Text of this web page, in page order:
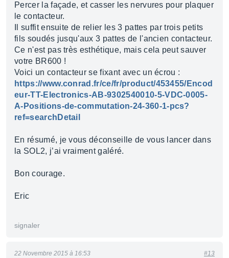
Percer la façade, et casser les nervures pour plaquer
le contacteur.
Il suffit ensuite de relier les 3 pattes par trois petits
fils soudés jusqu'aux 3 pattes de l'ancien contacteur.
Ce n'est pas très esthétique, mais cela peut sauver
votre BR600 !
Voici un contacteur se fixant avec un écrou :
https://www.conrad.fr/ce/fr/product/453455/Encod
eur-TT-Electronics-AB-9302540010-5-VDC-0005-
A-Positions-de-commutation-24-360-1-pcs?
ref=searchDetail
En résumé, je vous déconseille de vous lancer dans
la SOL2, j’ai vraiment galéré.
Bon courage.
Eric
signaler
22 Novembre 2015 à 16:53 #13